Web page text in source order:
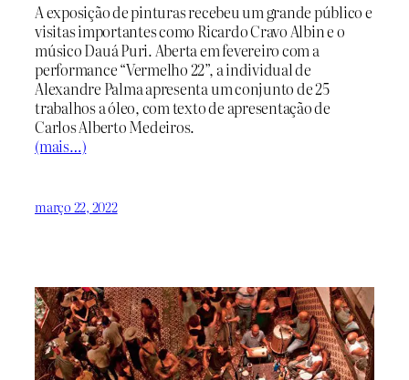
A exposição de pinturas recebeu um grande público e
visitas importantes como Ricardo Cravo Albin e o
músico Dauá Puri. Aberta em fevereiro com a
performance “Vermelho 22”, a individual de
Alexandre Palma apresenta um conjunto de 25
trabalhos a óleo, com texto de apresentação de
Carlos Alberto Medeiros.
(mais…)
março 22, 2022